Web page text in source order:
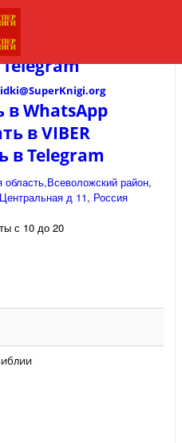
org
в WhatsApp
в VIBER
в Telegram
область,Всеволожский район,
д 11, Россия
с 10 до 20